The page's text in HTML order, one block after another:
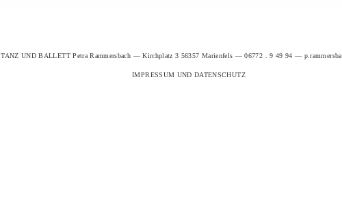
TANZ UND BALLETT Petra Rammersbach — Kirchplatz 3 56357 Marienfels — 06772 . 9 49 94 —
IMPRESSUM UND DATENSCHUTZ